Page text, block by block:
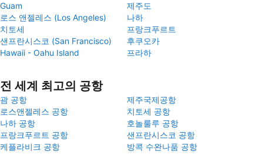
Guam
제주도
로스 앤젤레스 (Los Angeles)
나하
치토세
프랑크푸르트
샌프란시스코 (San Francisco)
후쿠오카
Hawaii - Oahu Island
프라하
전 세계 최고의 공항
괌 공항
제주국제공항
로스앤젤레스 공항
치토세 공항
나하 공항
호놀룰루 공항
프랑크푸르트 공항
샌프란시스코 공항
케플라비크 공항
방콕 수완나품 공항